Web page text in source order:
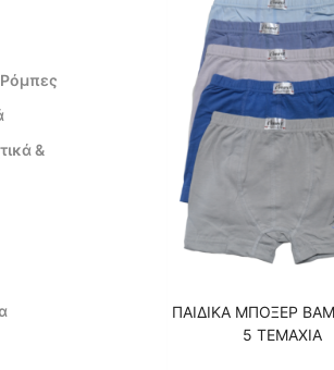
ΠΑΙΔΙΚΑ ΜΠΟΞΕΡ
5 ΤΕΜΑΧΙΑ
Ρόμπες
&